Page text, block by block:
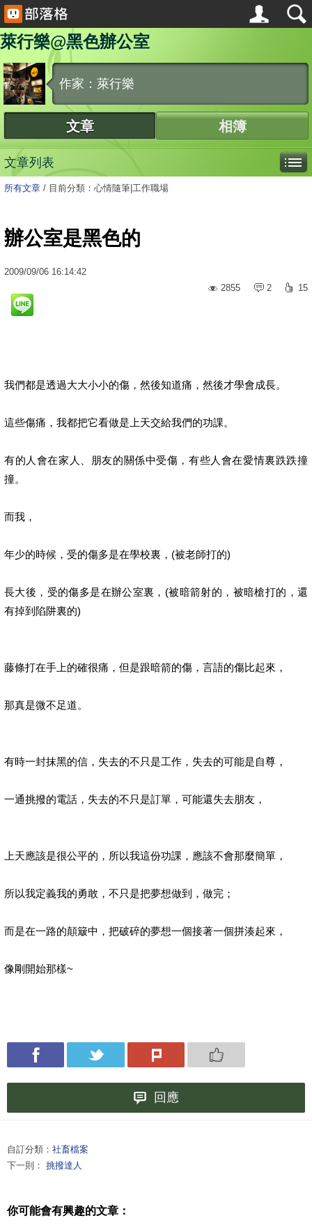
萊行樂@黑色辦公室
作家：萊行樂
文章 相簿
文章列表
所有文章 / 目前分類：心情隨筆|工作職場
辦公室是黑色的
2009/09/06 16:14:42
2855
2 15
我們都是透過大大小小的傷，然後知道痛，然後才學會成長。
這些傷痛，我都把它看做是上天交給我們的功課。
有的人會在家人、朋友的關係中受傷，有些人會在愛情裏跌跌撞
撞。
而我，
年少的時候，受的傷多是在學校裏，(被老師打的)
長大後，受的傷多是在辦公室裏，(被暗箭射的，被暗槍打的，還
有掉到陷阱裏的)
藤條打在手上的確很痛，但是跟暗箭的傷，言語的傷比起來，
那真是微不足道。
有時一封抹黑的信，失去的不只是工作，失去的可能是自尊，
一通挑撥的電話，失去的不只是訂單，可能還失去朋友，
上天應該是很公平的，所以我這份功課，應該不會那麼簡單，
所以我定義我的勇敢，不只是把夢想做到，做完；
而是在一路的顛簸中，把破碎的夢想一個接著一個拼湊起來，
像剛開始那樣~
回應
自訂分類： 社畜檔案
下一則： 挑撥達人
你可能會有興趣的文章：